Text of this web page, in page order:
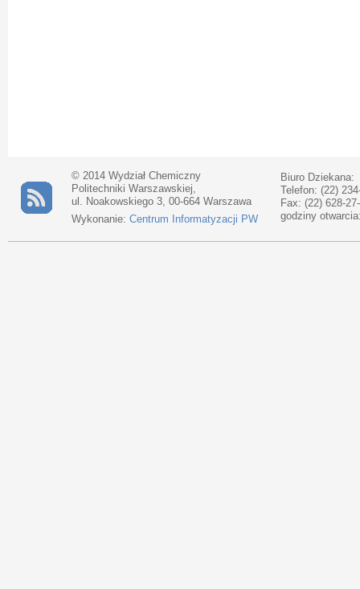
© 2014 Wydział Chemiczny
Politechniki Warszawskiej,
ul. Noakowskiego 3, 00-664 Warszawa
Wykonanie: Centrum Informatyzacji PW
Biuro Dziekana:
Telefon: (22)
Fax: (22) 628-
godziny